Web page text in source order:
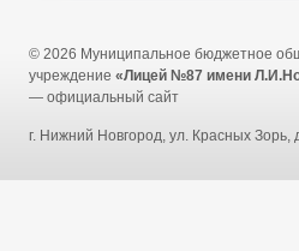
© 2026 Муниципальное бюджетное
учреждение «Лицей №87 имени
— официальный сайт
г. Нижний Новгород, ул. Красных Зорь,